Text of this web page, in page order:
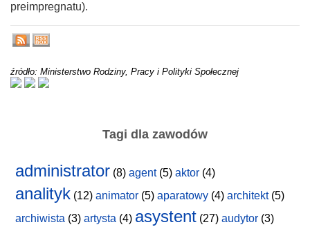
preimpregnatu).
źródło: Ministerstwo Rodziny, Pracy i Polityki Społecznej
Tagi dla zawodów
administrator (8) agent(5) aktor (4)
analityk (12) animator (5) aparatowy (4) architekt(5)
archiwista (3) artysta (4) asystent (27) audytor (3)